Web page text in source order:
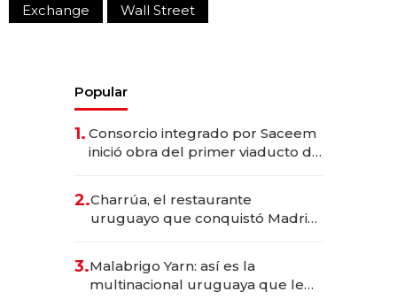
Exchange
Wall Street
Popular
1. Consorcio integrado por Saceem
inició obra del primer viaducto de
millones
2.Charrúa, el restaurante
uruguayo que conquistó Madrid:
anticipación y prepara apertura
3.Malabrigo Yarn: así es la
multinacional uruguaya que le